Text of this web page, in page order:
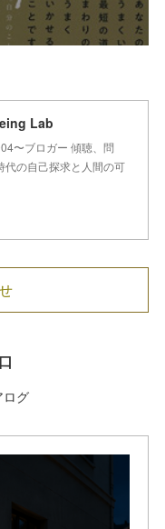
Lab
〜ブロガー 傾聴、問
代の自己探求と人間の可
ログ